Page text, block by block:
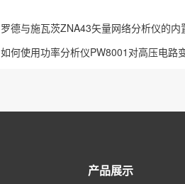
罗德与施瓦茨ZNA43矢量网络分析仪的
如何使用功率分析仪PW8001对高压电路
产品展示